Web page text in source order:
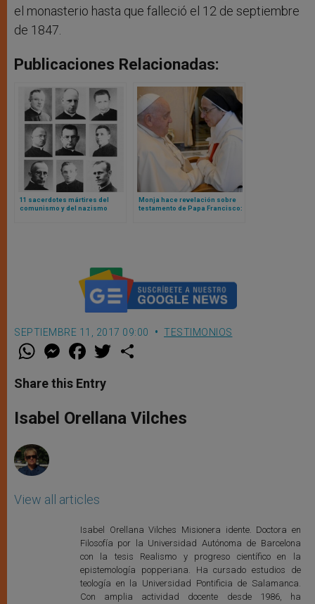
el monasterio hasta que falleció el 12 de septiembre
de 1847.
Publicaciones Relacionadas:
11 sacerdotes mártires del
comunismo y del nazismo
Monja hace revelación sobre
testamento de Papa Francisco:
SEPTIEMBRE 11, 2017 09:00 TESTIMONIOS
W
t
s
p
p
M
e
s
e
g
e
F
a
e
b
o
k
w
r
Share this Entry
Isabel Orellana Vilches
View all articles
Isabel Orellana Vilches Misionera idente. Doctora en
Filosofía por la Universidad Autónoma de Barcelona
con la tesis Realismo y progreso científico en la
epistemología popperiana. Ha cursado estudios de
teología en la Universidad Pontificia de Salamanca.
Con amplia actividad docente desde 1986, ha